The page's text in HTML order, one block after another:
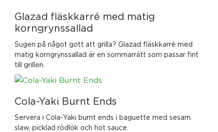
Glazad fläskkarré med matig
korngrynssallad
Sugen på något gott att grilla? Glazad fläskkarré med
matig korngrynssallad är en sommarrätt som passar fint
till grillen.
Cola-Yaki Burnt Ends
Servera i Cola-Yaki burnt ends i baguette med sesam
slaw, picklad rödlök och hot sauce.